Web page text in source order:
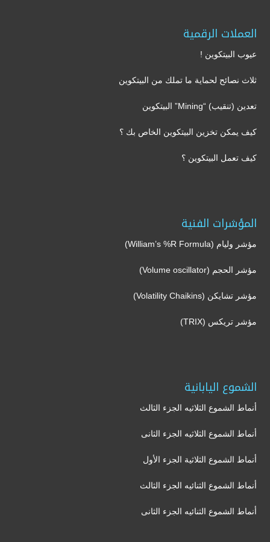
العملات الرقمية
عيوب البيتكوين !
ثلاث نصائح لحماية ما تملك من البيتكوين
تعدين (تنقيب) “Mining” البيتكوين
كيف يمكن تخزين البيتكوين الخاص بك ؟
كيف تعمل البيتكوين ؟
المؤشرات الفنية
مؤشر وليام (William’s %R Formula)
مؤشر الحجم (Volume oscillator)
مؤشر تشايكن (Volatility Chaikins)
مؤشر تريكس (TRIX)
الشموع اليابانية
أنماط الشموع الثلاثيه الجزء الثالث
أنماط الشموع الثلاثيه الجزء الثانى
أنماط الشموع الثلاثية الجزء الأول
أنماط الشموع الثنائيه الجزء الثالث
أنماط الشموع الثنائيه الجزء الثانى